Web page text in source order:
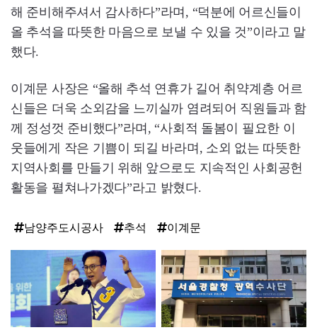
해 준비해주셔서 감사하다”라며, “덕분에 어르신들이
올 추석을 따뜻한 마음으로 보낼 수 있을 것”이라고 말
했다.
이계문 사장은 “올해 추석 연휴가 길어 취약계층 어르
신들은 더욱 소외감을 느끼실까 염려되어 직원들과 함
께 정성껏 준비했다”라며, “사회적 돌봄이 필요한 이
웃들에게 작은 기쁨이 되길 바라며, 소외 없는 따뜻한
지역사회를 만들기 위해 앞으로도 지속적인 사회공헌
활동을 펼쳐나가겠다”라고 밝혔다.
남양주도시공사 추석 이계문
인